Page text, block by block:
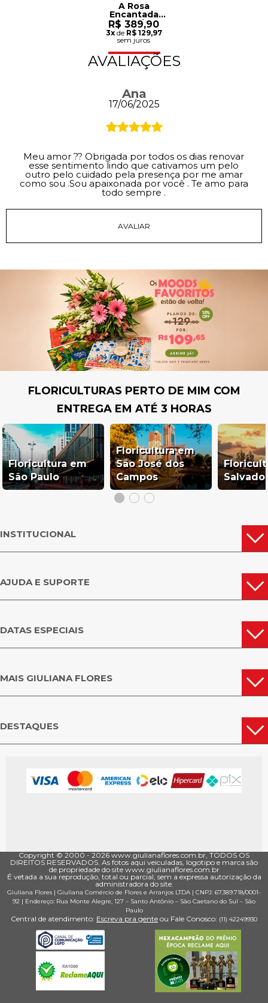
A Rosa
Encantada
Azul
R$ 389,90
3xde R$ 129,97
sem juros
AVALIAÇÕES
Ana
17/06/2025
Meu amor ?? Obrigada por todos os dias renovar
esse sentimento lindo que cativamos um pelo
outro pelo cuidado pela presença por me amar
como sou .Sou apaixonada por você . Te amo para
todo sempre .
FLORICULTURAS PERTO DE MIM COM
ENTREGA EM ATÉ 3 HORAS
Floricultura em
São Paulo
Floricultura em
São José dos
Campos
INSTITUCIONAL
AJUDA E SUPORTE
DATAS ESPECIAIS
MAIS GIULIANA FLORES
DESTAQUES
Copyright © 2000 - ­2026 www.giulianaflores.com.br, TODOS OS
DIREITOS RESERVADOS. As fotos aqui veiculadas, logotipo e marca são
de propriedade do site www.giulianaflores.com.br
É vetada a sua reprodução, total ou parcial, sem a expressa autorização da
administradora do site.
Giuliana Flores | Giuliana Comércio de Flores e Arranjos LTDA | CNPJ: 67.389.718/0001­
92 | Endereço: Rua Monte Alegre, 127 – Santo Antônio – São Caetano do Sul – São
Paulo
Central de atendimento: Escreva pra gente ou Fale Conosco: (11) 4224­9930